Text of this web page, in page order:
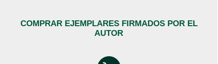
COMPRAR EJEMPLARES FIRMADOS POR EL
AUTOR